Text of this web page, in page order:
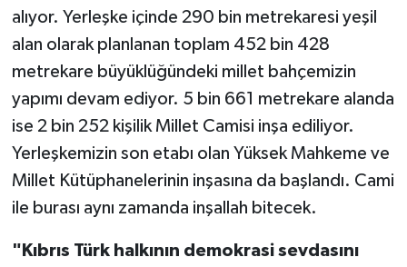
alıyor. Yerleşke içinde 290 bin metrekaresi yeşil
alan olarak planlanan toplam 452 bin 428
metrekare büyüklüğündeki millet bahçemizin
yapımı devam ediyor. 5 bin 661 metrekare alanda
ise 2 bin 252 kişilik Millet Camisi inşa ediliyor.
Yerleşkemizin son etabı olan Yüksek Mahkeme ve
Millet Kütüphanelerinin inşasına da başlandı. Cami
ile burası aynı zamanda inşallah bitecek.
"Kıbrıs Türk halkının demokrasi sevdasını